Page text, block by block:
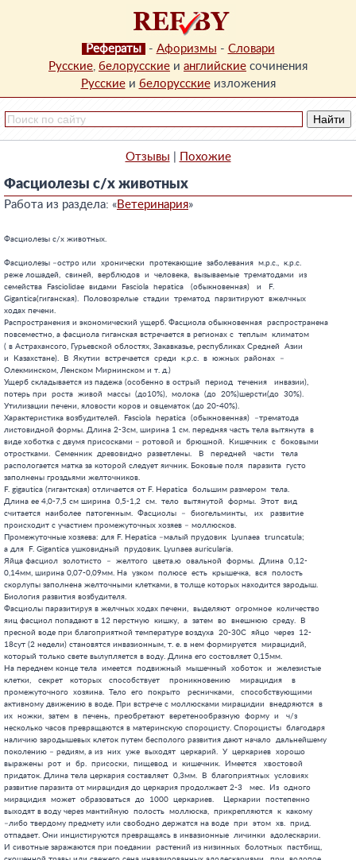
Рефераты - Афоризмы - Словари
Русские, белорусские и английские сочинения
Русскиеи белорусскиеизложения
Отзывы Похожие
Фасциолезы с/х животных
Работа из раздела: «Ветеринария»